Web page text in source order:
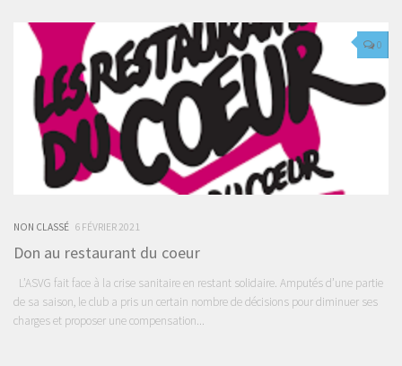
0
NON CLASSÉ 6 FÉVRIER 2021
Don au restaurant du coeur
L’ASVG fait face à la crise sanitaire en restant solidaire. Amputés d’une partie
de sa saison, le club a pris un certain nombre de décisions pour diminuer ses
charges et proposer une compensation...